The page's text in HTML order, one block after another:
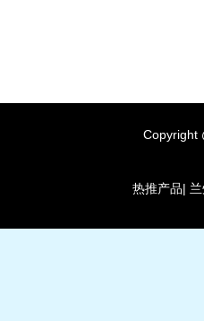
Copyright
热推产品|